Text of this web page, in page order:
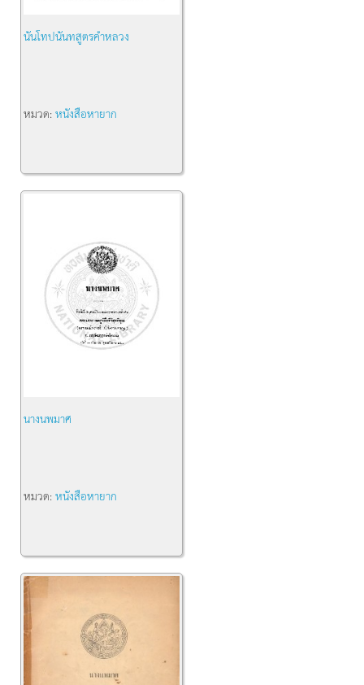
นันโทปนันทสูตรคำหลวง
หมวด:หนังสือหายาก
นางนพมาศ
หมวด:หนังสือหายาก